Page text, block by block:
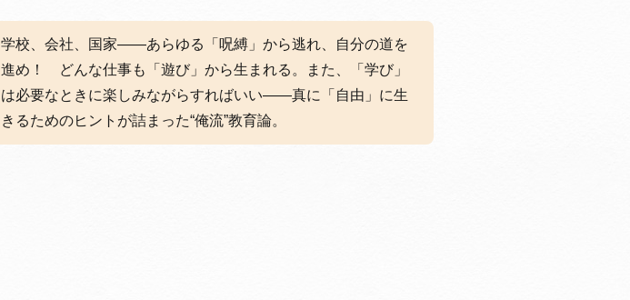
学校、会社、国家——あらゆる「呪縛」から逃れ、自分の道を
進め！ どんな仕事も「遊び」から生まれる。また、「学び」
は必要なときに楽しみながらすればいい——真に「自由」に生
きるためのヒントが詰まった“俺流”教育論。